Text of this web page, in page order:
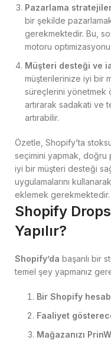
Pazarlama
bir şekilde
gerekmektedir. Bu,
motoru
Müşteri desteği ve
müşterilerinize iyi bir
süreçlerini yönetmek
artırarak sadakati ve
artırabilir.
Özetle, Shopify’ta
seçimini yapmak, doğru
iyi bir müşteri desteği
uygulamalarını
eklemek gerekmektedir.
Shopify
Yapılır?
Shopify’da başarılı bir
temel şey yapmanız
Bir Shopify
Faaliyet
Mağazanızı